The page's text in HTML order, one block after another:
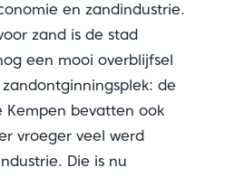
en zandindustrie.
zand is de stad
een mooi overblijfsel
de
Kempen bevatten ook
vroeger veel werd
Die is nu